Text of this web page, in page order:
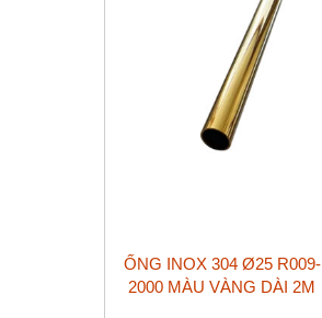
ỐNG INOX 304 Ø25 R009-
2000 MÀU VÀNG DÀI 2M